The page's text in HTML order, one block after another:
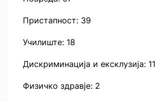
Пристапност: 39
Училиште: 18
Дискриминација и ексклузија: 11
Физичко здравје: 2